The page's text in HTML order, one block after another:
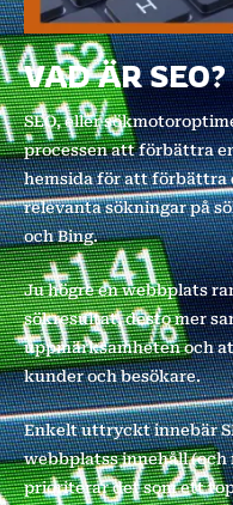
VAD ÄR SEO?
SEO, eller
processen att förbättra
hemsida för att förbättra
relevanta sökningar på
och Bing.
Ju högre en webbplats
sökresultat, desto mer
uppmärksamheten och
kunder och besökare.
Enkelt uttryckt innebär
webbplatss innehåll (och
prioriterar det som ett